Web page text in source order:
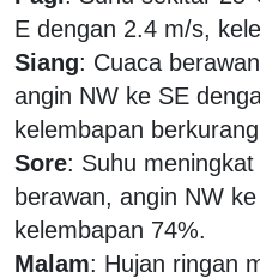
E dengan 2.4 m/s,
Siang: Cuaca
angin NW ke SE
kelembapan
Sore: Suhu
berawan, angin NW
kelembapan 74%.
Malam: Hujan ringan